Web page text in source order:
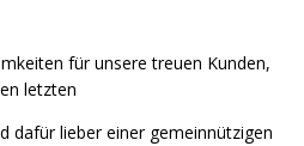
für unsere treuen Kunden,
letzten
dafür lieber einer gemeinnützigen